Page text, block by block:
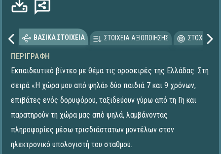
ΒΑΣΙΚΑ ΣΤΟΙΧΕΙΑ ΣΤΟΙΧΕΙΑ ΑΞΙΟΠΟΙΗΣΗΣ
ΠΕΡΙΓΡΑΦΉ
Εκπαιδευτικό βίντεο με θέμα τις οροσειρές της Ελλάδας. Στη
σειρά «Η χώρα μου από ψηλά» δύο παιδιά 7 και 9 χρόνων,
επιβάτες ενός δορυφόρου, ταξιδεύουν γύρω από τη Γη και
παρατηρούν τη χώρα μας από ψηλά, λαμβάνοντας
πληροφορίες μέσω τρισδιάστατων μοντέλων στον
ηλεκτρονικό υπολογιστή του σταθμού.